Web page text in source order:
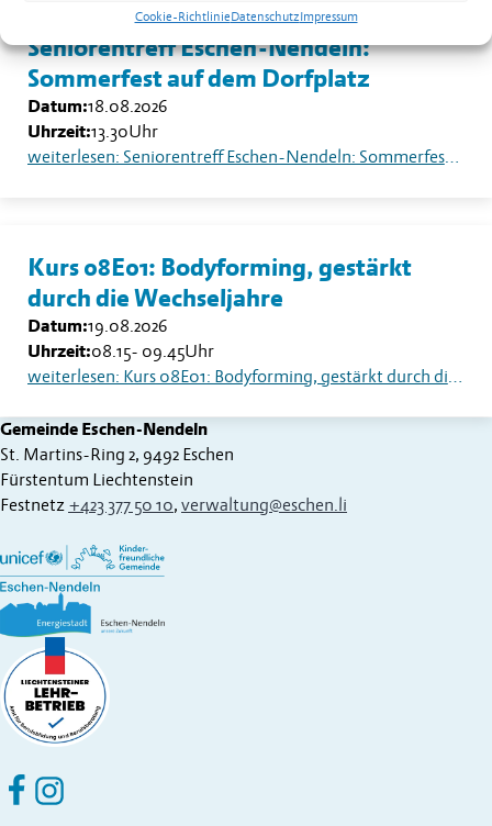
Cookie-RichtlinieDatenschutzImpressum
Seniorentreff Eschen-Nendeln:
Sommerfest auf dem Dorfplatz
Datum:18.08.2026
Uhrzeit:13.30Uhr
weiterlesen: Seniorentreff Eschen-Nendeln: Sommerfest auf dem Dorfplatz
Kurs 08E01: Bodyforming, gestärkt
durch die Wechseljahre
Datum:19.08.2026
Uhrzeit:08.15- 09.45Uhr
weiterlesen: Kurs 08E01: Bodyforming, gestärkt durch die Wechseljahre
Gemeinde Eschen-Nendeln
St. Martins-Ring 2, 9492 Eschen
Fürstentum Liechtenstein
Festnetz +423 377 50 10, verwaltung@eschen.li
Eschen Nendeln auf Facebook
Eschen Nendeln auf Instagram